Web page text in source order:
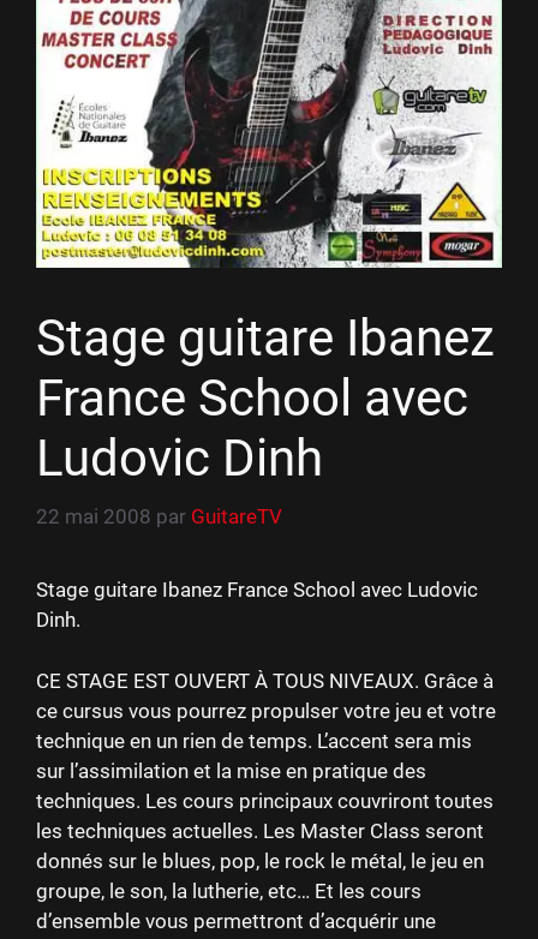
Stage guitare Ibanez
France School avec
Ludovic Dinh
22 mai 2008 par GuitareTV
Stage guitare Ibanez France School avec Ludovic
Dinh.
CE STAGE EST OUVERT À TOUS NIVEAUX. Grâce à
ce cursus vous pourrez propulser votre jeu et votre
technique en un rien de temps. L’accent sera mis
sur l’assimilation et la mise en pratique des
techniques. Les cours principaux couvriront toutes
les techniques actuelles. Les Master Class seront
donnés sur le blues, pop, le rock le métal, le jeu en
groupe, le son, la lutherie, etc… Et les cours
d’ensemble vous permettront d’acquérir une